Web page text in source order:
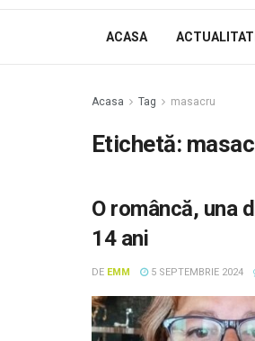
ACASA
Acasa Tag masacru
Etichetă:
O româncă, una
14 ani
DE EMM 5 SEPTEMBRIE 2024